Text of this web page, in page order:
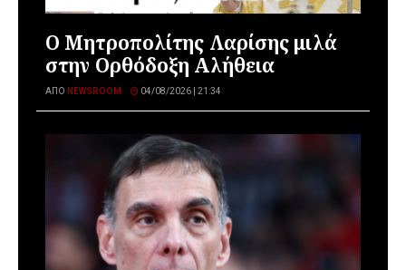
Ο Μητροπολίτης Λαρίσης μιλά
στην Ορθόδοξη Αλήθεια
ΑΠΌ NEWSROOM 04/08/2026 | 21:34